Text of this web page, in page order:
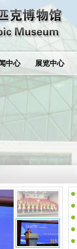
中心 展览中心